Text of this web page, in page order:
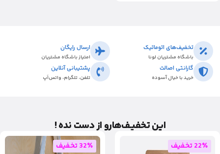
تخفیف‌های اتوماتیک
باشگاه مشتریان لونا
ارسال رایگان
امتیاز باشگاه مشتریان
گارانتی اصالت
خرید با خیال آسوده
پشتیبانی آنلاین
تلفن، تلگرام، واتس‌اَپ
این تخفیـف‌هارو از دست نده !
22٪ تخفیف 32٪ تخفیف